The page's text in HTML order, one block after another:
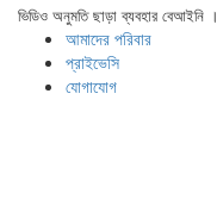
ভিডিও অনুমতি ছাড়া ব্যবহার বেআইনি ।
আমাদের পরিবার
প্রাইভেসি
যোগাযোগ